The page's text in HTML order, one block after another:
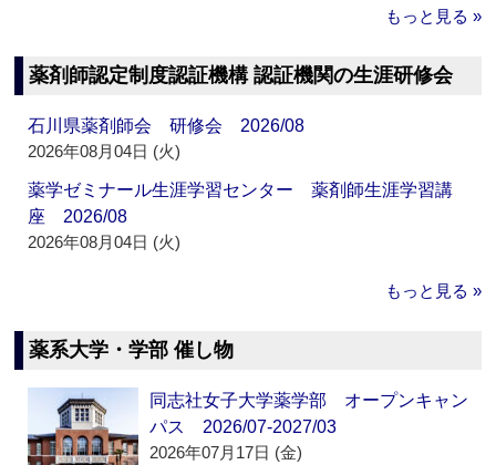
もっと見る »
薬剤師認定制度認証機構 認証機関の生涯研修会
石川県薬剤師会 研修会 2026/08
2026年08月04日 (火)
薬学ゼミナール生涯学習センター 薬剤師生涯学習講
座 2026/08
2026年08月04日 (火)
もっと見る »
薬系大学・学部 催し物
同志社女子大学薬学部 オープンキャン
パス 2026/07-2027/03
2026年07月17日 (金)